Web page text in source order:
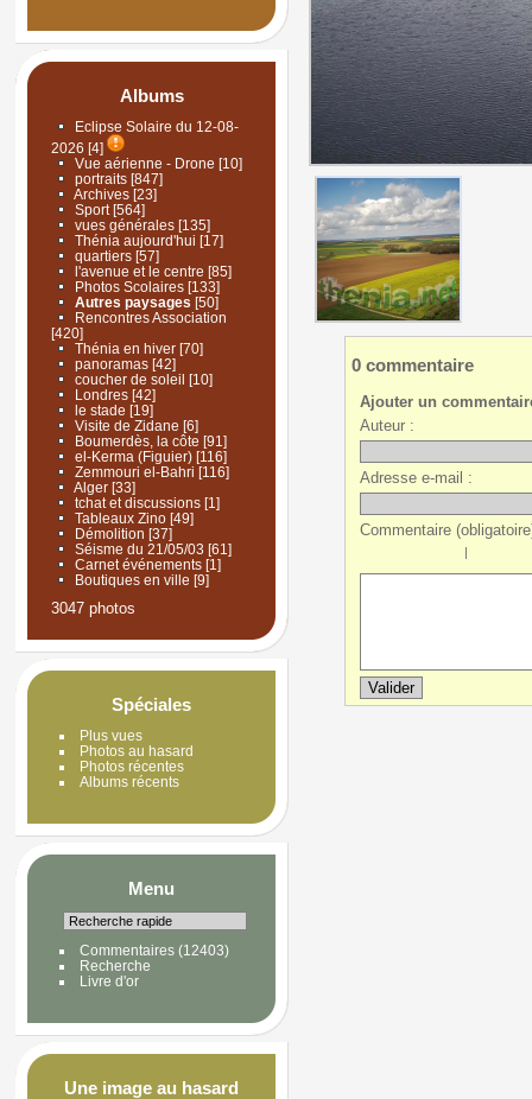
Albums
Eclipse Solaire du 12-08-
2026 [4]
Vue aérienne - Drone [10]
portraits[847]
Archives [23]
Sport[564]
vues générales[135]
Thénia aujourd'hui [17]
quartiers[57]
l'avenue et le centre [85]
Photos Scolaires[133]
Autres paysages [50]
Rencontres Association
[420]
Thénia en hiver[70]
panoramas[42]
coucher de soleil [10]
Londres[42]
le stade [19]
Visite de Zidane [6]
Boumerdès, la côte [91]
el-Kerma (Figuier)[116]
Zemmouri el-Bahri [116]
Alger[33]
tchat et discussions[1]
Tableaux Zino[49]
Démolition [37]
Séisme du 21/05/03 [61]
Carnet événements[1]
Boutiques en ville [9]
3047 photos
Spéciales
Plus vues
Photos au hasard
Photos récentes
Albums récents
Menu
Commentaires(12403)
Recherche
Livre d'or
Une image au hasard
0 commentaire
Ajouter un
Auteur :
Adresse e-mail :
Commentaire
|